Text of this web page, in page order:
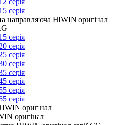
15 серія
направляюча HIWIN оригінал
15 серія
20 серія
25 серія
серія
серія
серія
55 серія
серія
оригінал